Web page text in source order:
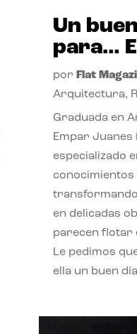
Un
para…
por Flat
Arquitectura,
Graduada en
Empar Juanes
especializado
en delicadas
parecen flotar
Le pedimos
ella un buen